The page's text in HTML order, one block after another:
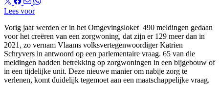
Lees voor
Vorig jaar werden er in het Omgevingsloket 490 meldingen gedaan
voor het creëren van een zorgwoning, dat zijn er 129 meer dan in
2021, zo vernam Vlaams volksvertegenwoordiger Katrien
Schryvers in antwoord op een parlementaire vraag. 65 van die
meldingen hadden betrekking op zorgwoningen in een bijgebouw of
in een tijdelijke unit. Deze nieuwe manier om nabije zorg te
verlenen, komt duidelijk tegemoet aan een maatschappelijke vraag.